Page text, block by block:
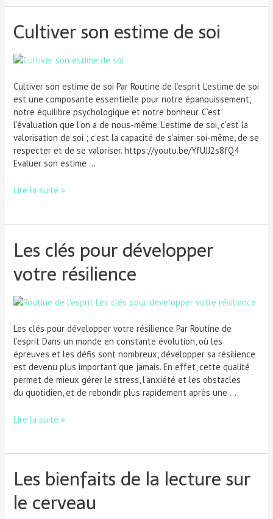
Cultiver son estime de soi
Cultiver son estime de soi Par Routine de l’esprit L’estime de soi
est une composante essentielle pour notre épanouissement,
notre équilibre psychologique et notre bonheur. C’est
l’évaluation que l’on a de nous-même. L’estime de soi, c’est la
valorisation de soi ; c’est la capacité de s’aimer soi-même, de se
respecter et de se valoriser. https://youtu.be/YfUJJ2s8fQ4
Evaluer son estime …
Lire la suite »
Les clés pour développer
votre résilience
Les clés pour développer votre résilience Par Routine de
l’esprit Dans un monde en constante évolution, où les
épreuves et les défis sont nombreux, développer sa résilience
est devenu plus important que jamais. En effet, cette qualité
permet de mieux gérer le stress, l’anxiété et les obstacles
du quotidien, et de rebondir plus rapidement après une …
Lire la suite »
Les bienfaits de la lecture sur
le cerveau